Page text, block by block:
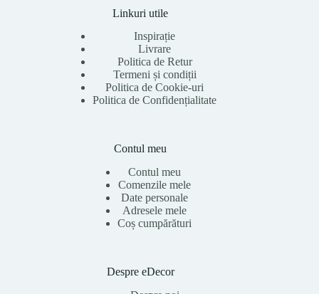
Linkuri utile
Inspirație
Livrare
Politica de Retur
Termeni și condiții
Politica de Cookie-uri
Politica de Confidențialitate
Contul meu
Contul meu
Comenzile mele
Date personale
Adresele mele
Coș cumpărături
Despre eDecor